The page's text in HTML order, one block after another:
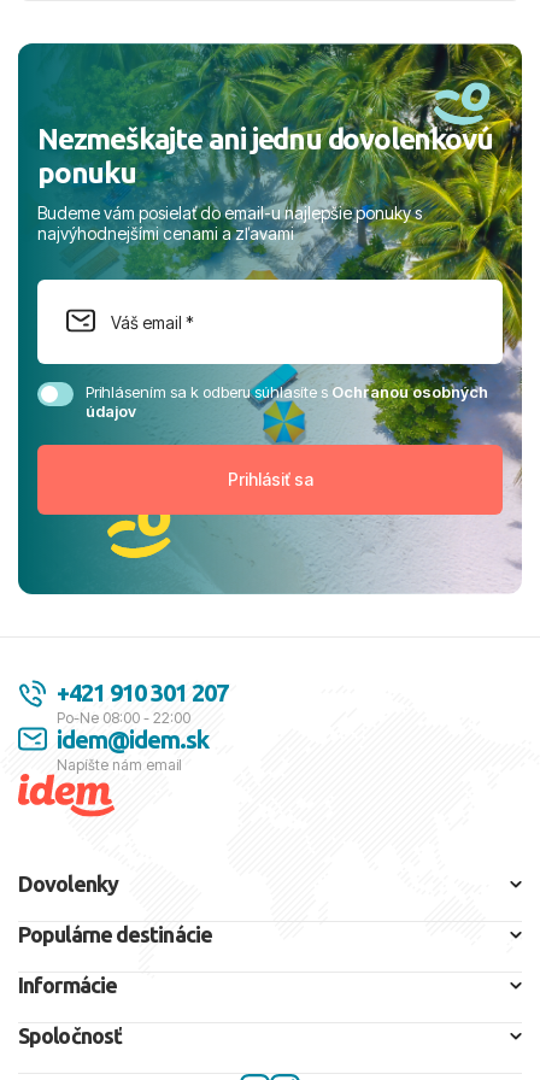
Nezmeškajte ani jednu dovolenkovú
ponuku
Budeme vám posielať do email-u najlepšie ponuky s
najvýhodnejšími cenami a zľavami
Prihlásením sa k odberu súhlasíte sOchranou osobných
údajov
+421 910 301 207
Po-Ne 08:00 - 22:00
idem@idem.sk
Napíšte nám email
Dovolenky
Populárne destinácie
Informácie
Spoločnosť